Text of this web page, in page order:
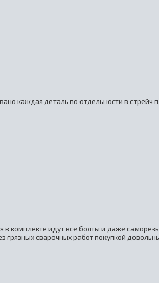
каждая деталь по отдельности в стрейч
в комплекте идут все болты и даже
грязных сварочных работ покупкой